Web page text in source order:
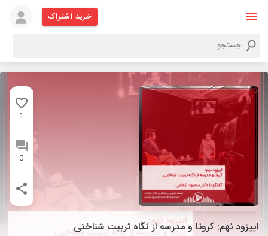
خرید اشتراک
1
0
اپیزود نهم: کرونا و مدرسه از نگاه تربیت شناختی